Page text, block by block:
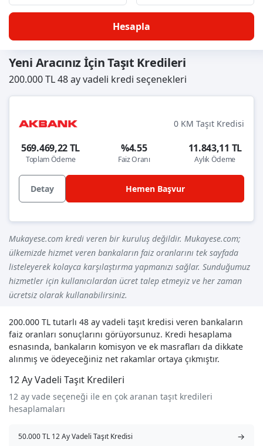
Hesapla
Yeni Aracınız İçin Taşıt Kredileri
200.000 TL 48 ay vadeli kredi seçenekleri
0 KM Taşıt Kredisi
569.469,22 TL
Toplam Ödeme
%4.55
Faiz Oranı
11.843,11 TL
Aylık Ödeme
Detay Hemen Başvur
Mukayese.com kredi veren bir kuruluş değildir. Mukayese.com;
ülkemizde hizmet veren bankaların faiz oranlarını tek sayfada
listeleyerek kolayca karşılaştırma yapmanızı sağlar. Sunduğumuz
hizmetler için kullanıcılardan ücret talep etmeyiz ve her zaman
ücretsiz olarak kullanabilirsiniz.
200.000 TL tutarlı 48 ay vadeli taşıt kredisi veren bankaların
faiz oranları sonuçlarını görüyorsunuz. Kredi hesaplama
esnasında, bankaların komisyon ve ek masrafları da dikkate
alınmış ve ödeyeceğiniz net rakamlar ortaya çıkmıştır.
12 Ay Vadeli Taşıt Kredileri
12 ay vade seçeneği ile en çok aranan taşıt kredileri
hesaplamaları
50.000 TL 12 Ay Vadeli Taşıt Kredisi →